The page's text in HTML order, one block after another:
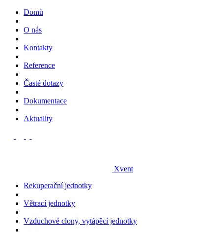
Domů
O nás
Kontakty
Reference
Časté dotazy
Dokumentace
Aktuality
Xvent
Rekuperační jednotky
Větrací jednotky
Vzduchové clony, vytápěcí jednotky